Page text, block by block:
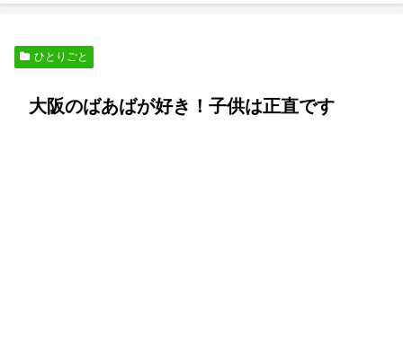
ひとりごと
大阪のばあばが好き！子供は正直です